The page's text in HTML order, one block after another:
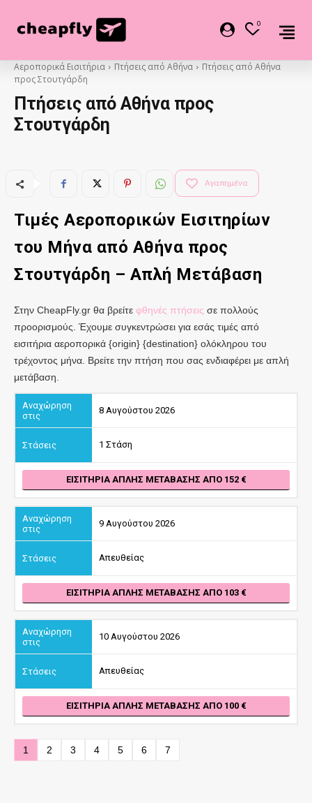
0
Αεροπορικά Εισιτήρια Πτήσεις από Αθήνα
Πτήσεις από Αθήνα
προς Στουτγάρδη
Πτήσεις από Αθήνα προς
Στουτγάρδη
Αγαπημένα
Τιμές Αεροπορικών Εισιτηρίων
του Μήνα από Αθήνα προς
Στουτγάρδη – Απλή Μετάβαση
Στην CheapFly.gr θα βρείτε φθηνές πτήσεις σε πολλούς
προορισμούς. Έχουμε συγκεντρώσει για εσάς τιμές από
εισιτήρια αεροπορικά {origin} {destination} ολόκληρου του
τρέχοντος μήνα. Βρείτε την πτήση που σας ενδιαφέρει με απλή
μετάβαση.
8 Αυγούστου 2026
1 Στάση
ΕΙΣΙΤΉΡΙΑ ΑΠΛΉΣ ΜΕΤΆΒΑΣΗΣ ΑΠΌ 152
9 Αυγούστου 2026
Απευθείας
ΕΙΣΙΤΉΡΙΑ ΑΠΛΉΣ ΜΕΤΆΒΑΣΗΣ ΑΠΌ 103
10 Αυγούστου 2026
Απευθείας
ΕΙΣΙΤΉΡΙΑ ΑΠΛΉΣ ΜΕΤΆΒΑΣΗΣ ΑΠΌ 100
1 2 3 4 5 6 7